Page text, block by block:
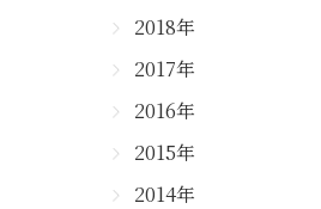
2018年
2017年
2016年
2015年
2014年